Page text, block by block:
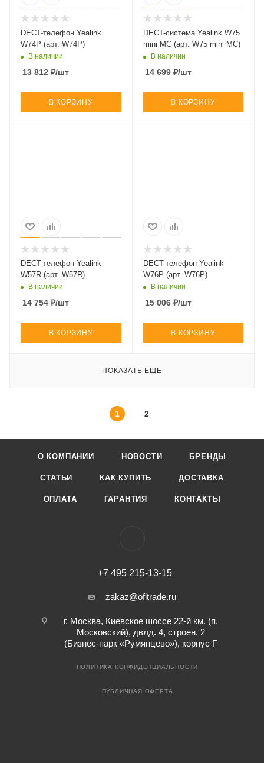
DECT-телефон Yealink
W74P (арт. W74P)
В наличии
13 812 ₽/шт
В КОРЗИНУ
DECT-система Yealink W75
mini MC (арт. W75 mini MC)
В наличии
14 699₽/шт
В КОРЗИНУ
DECT-телефон Yealink
W57R (арт. W57R)
В наличии
14 754 ₽/шт
В КОРЗИНУ
DECT-телефон Yealink
W76P (арт. W76P)
В наличии
15 006₽/шт
В КОРЗИНУ
ПОКАЗАТЬ ЕЩЕ
1 2
О КОМПАНИИ НОВОСТИ БРЕНДЫ
СТАТЬИ КАК КУПИТЬ ДОСТАВКА
ОПЛАТА ГАРАНТИЯ КОНТАКТЫ
+7 495 215-13-15
zakaz@ofitrade.ru
г. Москва, Киевское шоссе 22-й км. (п.
Московский), двлд. 4, строен. 2
(Бизнес-парк «Румянцево»), корпус Г
ПОЛИТИКА КОНФИДЕНЦИАЛЬНОСТИ
ПУБЛИЧНАЯ ОФЕРТА